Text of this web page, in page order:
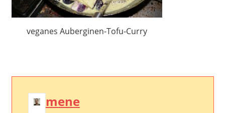
veganes Auberginen-Tofu-Curry
mene